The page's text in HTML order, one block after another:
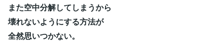
また空中分解してしまうから
壊れないようにする方法が
全然思いつかない。